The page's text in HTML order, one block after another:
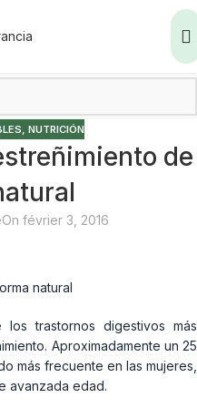
, NUTRICIÓN
de
On février 3, 2016
natural
trastornos digestivos más
Aproximadamente un 25
más frecuente en las mujeres,
avanzada edad.